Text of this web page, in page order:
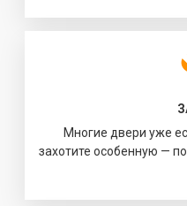
Многие двери уже
захотите особенную —